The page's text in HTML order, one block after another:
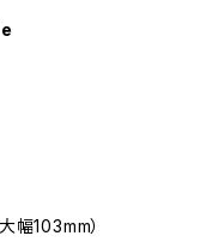
幅103mm）